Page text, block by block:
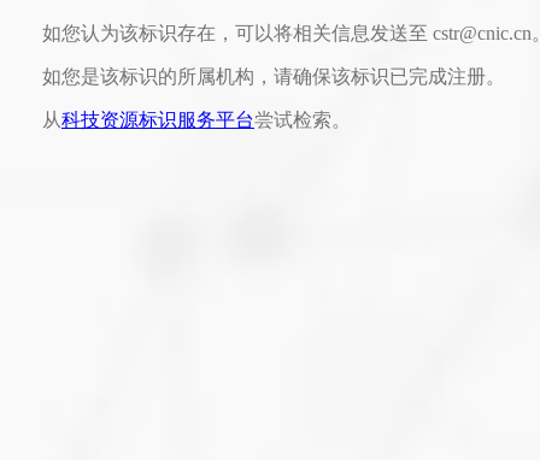
如您认为该标识存在，可以将相关信息发送至 cstr@cnic.cn
如您是该标识的所属机构，请确保该标识已完成注册。
从科技资源标识服务平台尝试检索。